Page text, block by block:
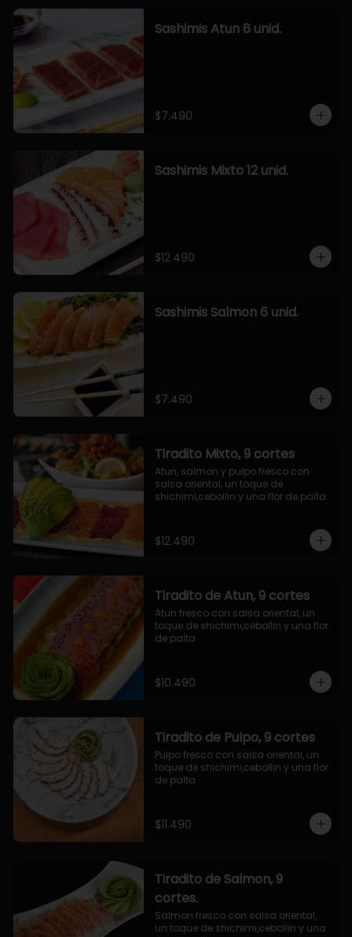
Sashimis Atun 6 unid.
$7.490
Sashimis Mixto 12 unid.
$12.490
Sashimis Salmon 6 unid.
$7.490
Tiradito Mixto, 9 cortes
Atun, salmon y pulpo fresco con
salsa oriental, un toque de
shichimi,cebollin y una flor de palta.
$12.490
Tiradito de Atun, 9 cortes
Atun fresco con salsa oriental, un
toque de shichimi,cebollin y una flor
de palta.
$10.490
Tiradito de Pulpo, 9 cortes
Pulpo fresco con salsa oriental, un
toque de shichimi,cebollin y una flor
de palta.
$11.490
Tiradito de Salmon, 9
cortes.
Salmon fresco con salsa oriental,
un toque de shichimi,cebollin y una